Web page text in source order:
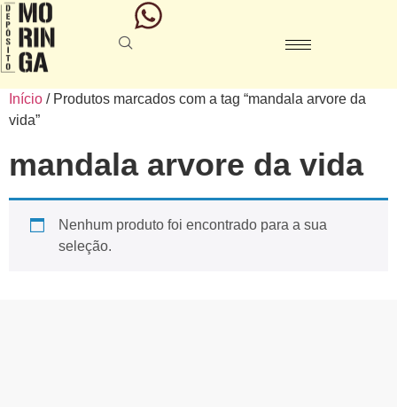
Início / Produtos marcados com a tag “mandala arvore da
vida”
mandala arvore da vida
Nenhum produto foi encontrado para a sua
seleção.